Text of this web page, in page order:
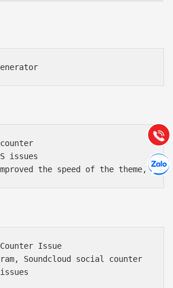
issues
Issue
Soundcloud social counter
Gọi
(028) 22.166.144
Chát